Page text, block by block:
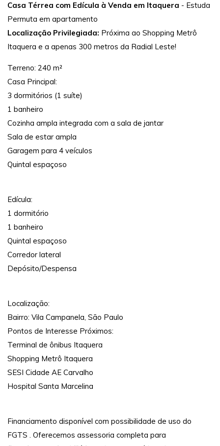
Casa Térrea com Edícula à Venda em Itaquera - Estuda
Permuta em apartamento
Localização Privilegiada: Próxima ao Shopping Metrô
Itaquera e a apenas 300 metros da Radial Leste!
Terreno: 240 m²
Casa Principal:
3 dormitórios (1 suíte)
1 banheiro
Cozinha ampla integrada com a sala de jantar
Sala de estar ampla
Garagem para 4 veículos
Quintal espaçoso
Edícula:
1 dormitório
1 banheiro
Quintal espaçoso
Corredor lateral
Depósito/Despensa
Localização:
Bairro: Vila Campanela, São Paulo
Pontos de Interesse Próximos:
Terminal de ônibus Itaquera
Shopping Metrô Itaquera
SESI Cidade AE Carvalho
Hospital Santa Marcelina
Financiamento disponível com possibilidade de uso do
FGTS . Oferecemos assessoria completa para